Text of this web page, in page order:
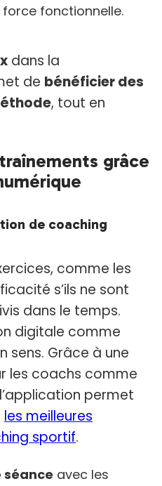
fonctionnelle.
dans la
de bénéficier des
, tout en
grâce
de coaching
comme les
s’ils ne sont
dans le temps.
digitale comme
sens. Grâce à une
les coachs comme
permet
les meilleures
sportif.
séance avec les